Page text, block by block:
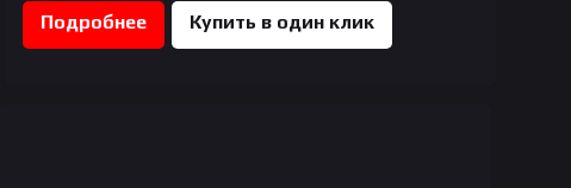
Подробнее Купить в один клик